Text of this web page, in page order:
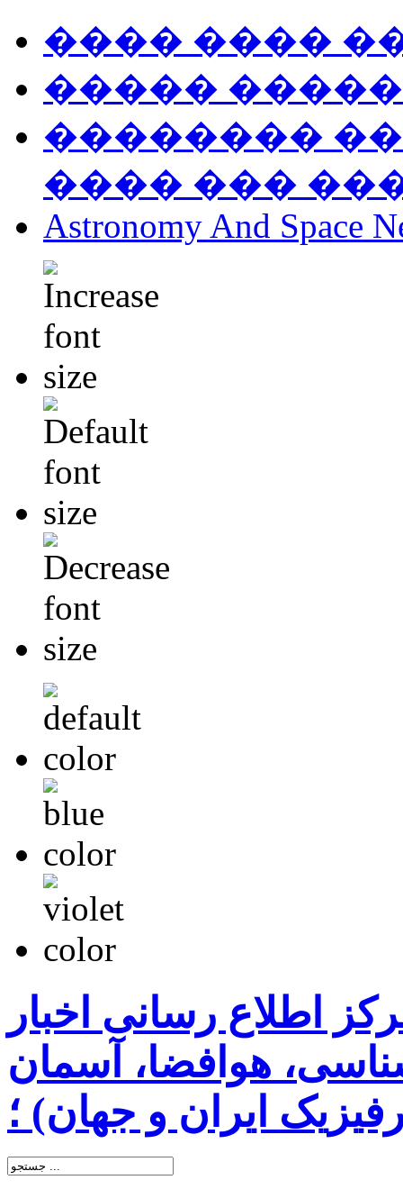
���� ����
�����
��������
���� ���
Astronomy And Space
اطلاع رسانی اخبار
هوافضا، آسمان
ایران و جهان) ؛